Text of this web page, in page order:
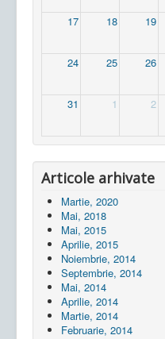
17 18 19
24 25 26
31 1 2
Articole arhivate
Martie, 2020
Mai, 2018
Mai, 2015
Aprilie, 2015
Noiembrie, 2014
Septembrie, 2014
Mai, 2014
Aprilie, 2014
Martie, 2014
Februarie, 2014